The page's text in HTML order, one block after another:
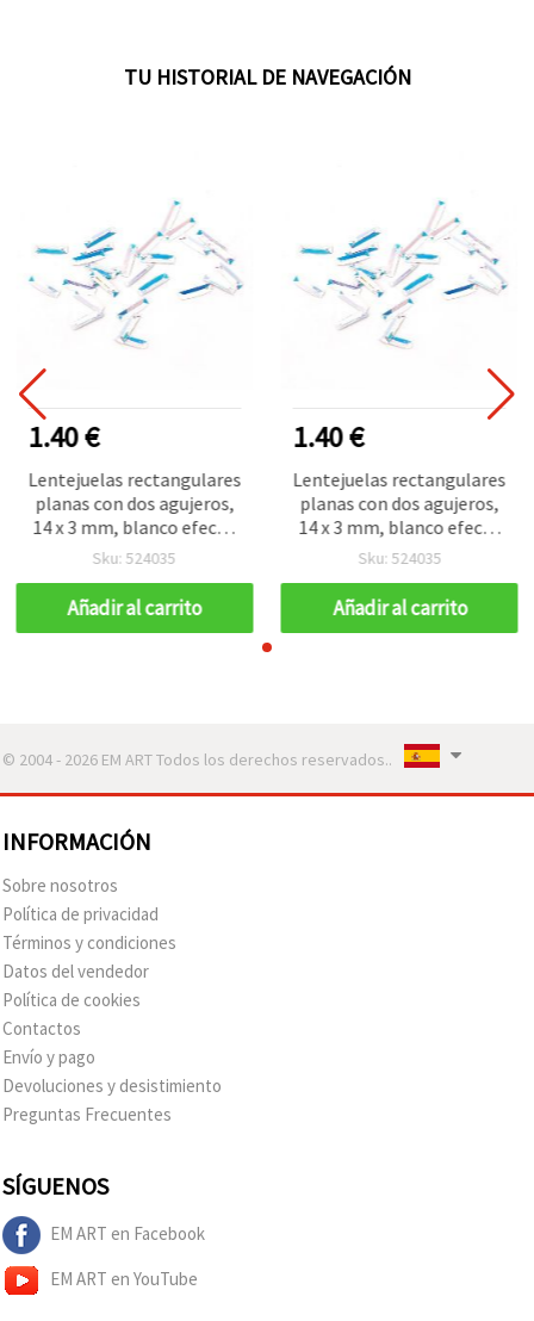
TU HISTORIAL DE NAVEGACIÓN
1.40 €
Lentejuelas rectangulares
planas con dos agujeros,
14 x 3 mm, blanco efecto
arcoíris - 20 g
Sku: 524035
Añadir al carrito
1.40 €
Lentejuelas rectangulares
planas con dos agujeros,
14 x 3 mm, blanco efecto
arcoíris - 20 g
Sku: 524035
Añadir al carrito
© 2004 - 2026 EM ART Todos los derechos reservados..
INFORMACIÓN
Sobre nosotros
Política de privacidad
Términos y condiciones
Datos del vendedor
Política de cookies
Contactos
Envío y pago
Devoluciones y desistimiento
Preguntas Frecuentes
SÍGUENOS
EM ART en Facebook
EM ART en YouTube